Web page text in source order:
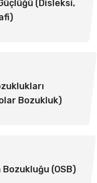
(Disleksi,
Bozukluk)
(OSB)